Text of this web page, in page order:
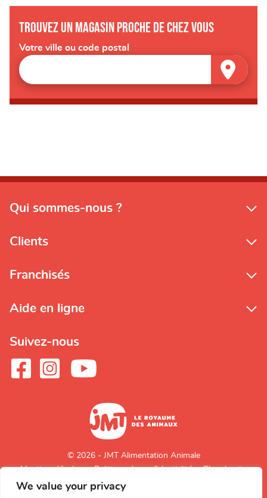
We value your privacy
Trouvez un magasin proche de chez vous
Votre ville ou code postal
Qui sommes-nous ?
Clients
Franchisés
Aide en ligne
Suivez-nous
© 2026 - JMT Alimentation Animale
Mentions légales
Politique de confidentialité Plan du site